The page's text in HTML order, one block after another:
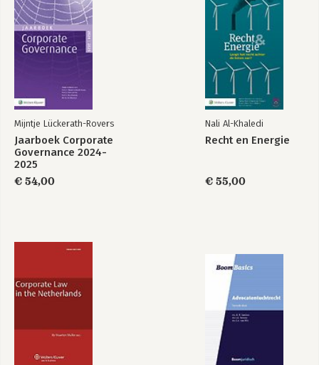
Morele dilemma's
in de boardroom
Jaarboek Corporate
Governance 2024-
30 artikelen in internationale
verkeerde dingen
doen
Research
Handbook on
Organisational
Integrity
Waarom goede
doen
Workplace Morality
Mijntje Lückerath-Rovers
Jaarboek Corporate
Governance 2024-
2025
€ 54,00
Nali Al-Khaledi
Recht en Energie
€ 55,00